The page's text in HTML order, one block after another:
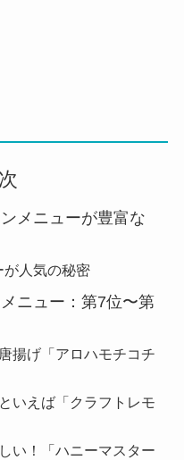
メニューが豊富な
が人気の秘密
ニュー：第7位〜第
揚げ「アロハモチコチ
いえば「クラフトレモ
い！「ハニーマスター